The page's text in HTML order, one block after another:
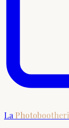
La